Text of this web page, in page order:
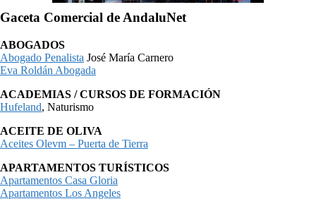
Gaceta Comercial de AndaluNet
ABOGADOS
Abogado Penalista José María Carnero
Eva Roldán Abogada
ACADEMIAS / CURSOS DE FORMACIÓN
Hufeland, Naturismo
ACEITE DE OLIVA
Aceites Olevm – Puerta de Tierra
APARTAMENTOS TURÍSTICOS
Apartamentos Casa Gloria
Apartamentos Los Angeles